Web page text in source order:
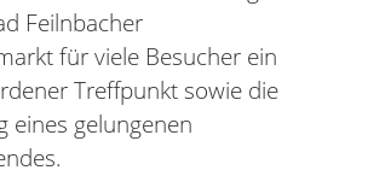
Feilnbacher
für viele Besucher ein
Treffpunkt sowie die
eines gelungenen